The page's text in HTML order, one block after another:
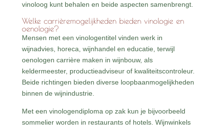
vinoloog kunt behalen en beide aspecten samenbrengt.
Welke carrièremogelijkheden bieden vinologie en
oenologie?
Mensen met een vinologentitel vinden werk in
wijnadvies, horeca, wijnhandel en educatie, terwijl
oenologen carrière maken in wijnbouw, als
keldermeester, productieadviseur of kwaliteitscontroleur.
Beide richtingen bieden diverse loopbaanmogelijkheden
binnen de wijnindustrie.
Met een vinologendiploma op zak kun je bijvoorbeeld
sommelier worden in restaurants of hotels. Wijnwinkels